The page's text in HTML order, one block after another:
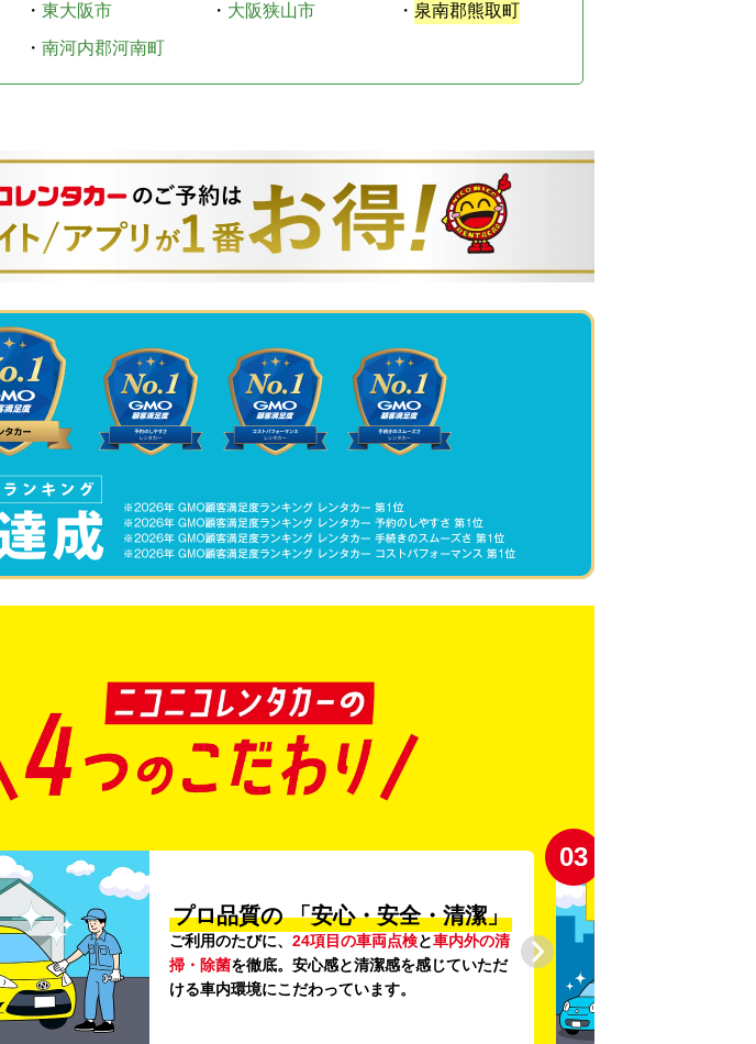
・ 東大阪市 ・ 大阪狭山市 ・ 泉南郡熊取町
・ 南河内郡河南町
プロ品質の 「安心・安全・清潔」
ご利用のたびに、 24項目の車両点検と車内外の清
掃・除菌を徹底。安心感と清潔感を感じていただ
ける車内環境にこだわっています。
03